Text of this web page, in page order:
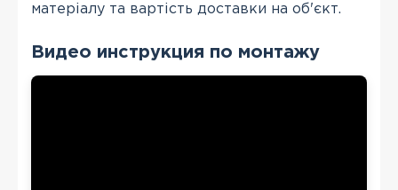
матеріалу та вартість доставки на об'єкт.
Видео инструкция по монтажу